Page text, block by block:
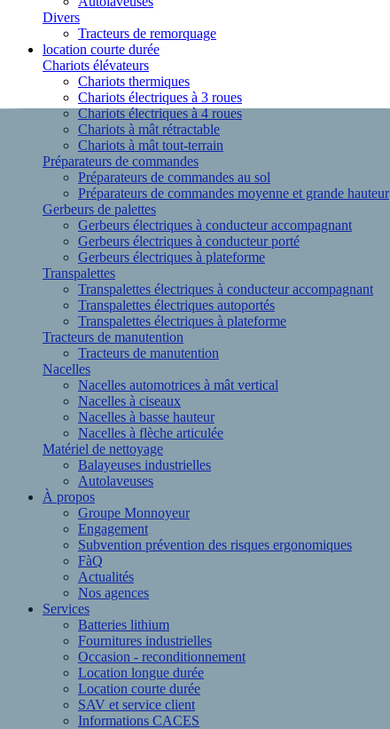
Divers
Tracteurs de remorquage
location courte durée
Chariots élévateurs
Chariots thermiques
Chariots électriques à 3 roues
Chariots électriques à 4 roues
Chariots à mât rétractable
Chariots à mât tout-terrain
Préparateurs de commandes
Préparateurs de commandes au sol
Préparateurs de commandes moyenne et grande hauteur
Gerbeurs de palettes
Gerbeurs électriques à conducteur accompagnant
Gerbeurs électriques à conducteur porté
Gerbeurs électriques à plateforme
Transpalettes
Transpalettes électriques à conducteur accompagnant
Transpalettes électriques autoportés
Transpalettes électriques à plateforme
Tracteurs de manutention
Tracteurs de manutention
Nacelles
Nacelles automotrices à mât vertical
Nacelles à ciseaux
Nacelles à basse hauteur
Nacelles à flèche articulée
Matériel de nettoyage
Balayeuses industrielles
Autolaveuses
À propos
Groupe Monnoyeur
Engagement
Subvention prévention des risques ergonomiques
FàQ
Actualités
Nos agences
Services
Batteries lithium
Fournitures industrielles
Occasion - reconditionnement
Location longue durée
Location courte durée
SAV et service client
Informations CACES